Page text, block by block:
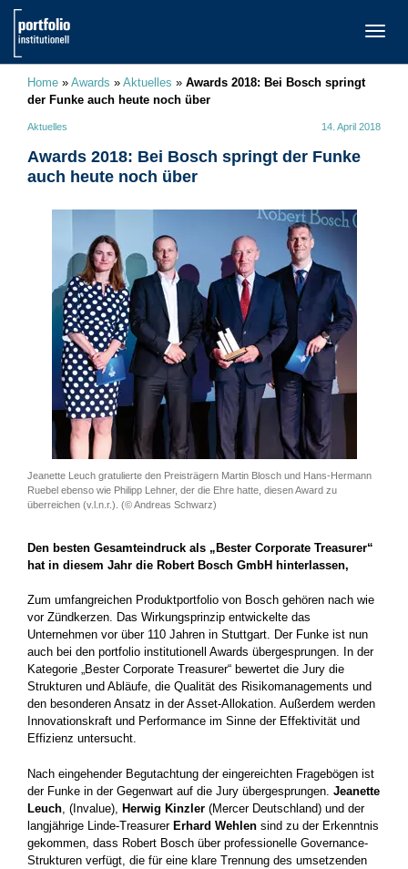
Home » Awards » Aktuelles » Awards 2018: Bei Bosch springt
der Funke auch heute noch über
Aktuelles 14. April 2018
Awards 2018: Bei Bosch springt der Funke
auch heute noch über
Jeanette Leuch gratulierte den Preisträgern Martin Blosch und Hans-Hermann
Ruebel ebenso wie Philipp Lehner, der die Ehre hatte, diesen Award zu
überreichen (v.l.n.r.). (© Andreas Schwarz)
Den besten Gesamteindruck als „Bester Corporate Treasurer“
hat in diesem Jahr die Robert Bosch GmbH hinterlassen,
Zum umfangreichen Produktportfolio von Bosch gehören nach wie
vor Zündkerzen. Das Wirkungsprinzip entwickelte das
Unternehmen vor über 110 Jahren in Stuttgart. Der Funke ist nun
auch bei den portfolio institutionell Awards übergesprungen. In der
Kategorie „Bester Corporate Treasurer“ bewertet die Jury die
Strukturen und Abläufe, die Qualität des Risikomanagements und
den besonderen Ansatz in der Asset-Allokation. Außerdem werden
Innovationskraft und Performance im Sinne der Effektivität und
Effizienz untersucht.
Nach eingehender Begutachtung der eingereichten Fragebögen ist
der Funke in der Gegenwart auf die Jury übergesprungen. Jeanette
Leuch , (Invalue), Herwig Kinzler (Mercer Deutschland) und der
langjährige Linde-Treasurer Erhard Wehlen sind zu der Erkenntnis
gekommen, dass Robert Bosch über professionelle Governance-
Strukturen verfügt, die für ­eine klare Trennung des umsetzenden